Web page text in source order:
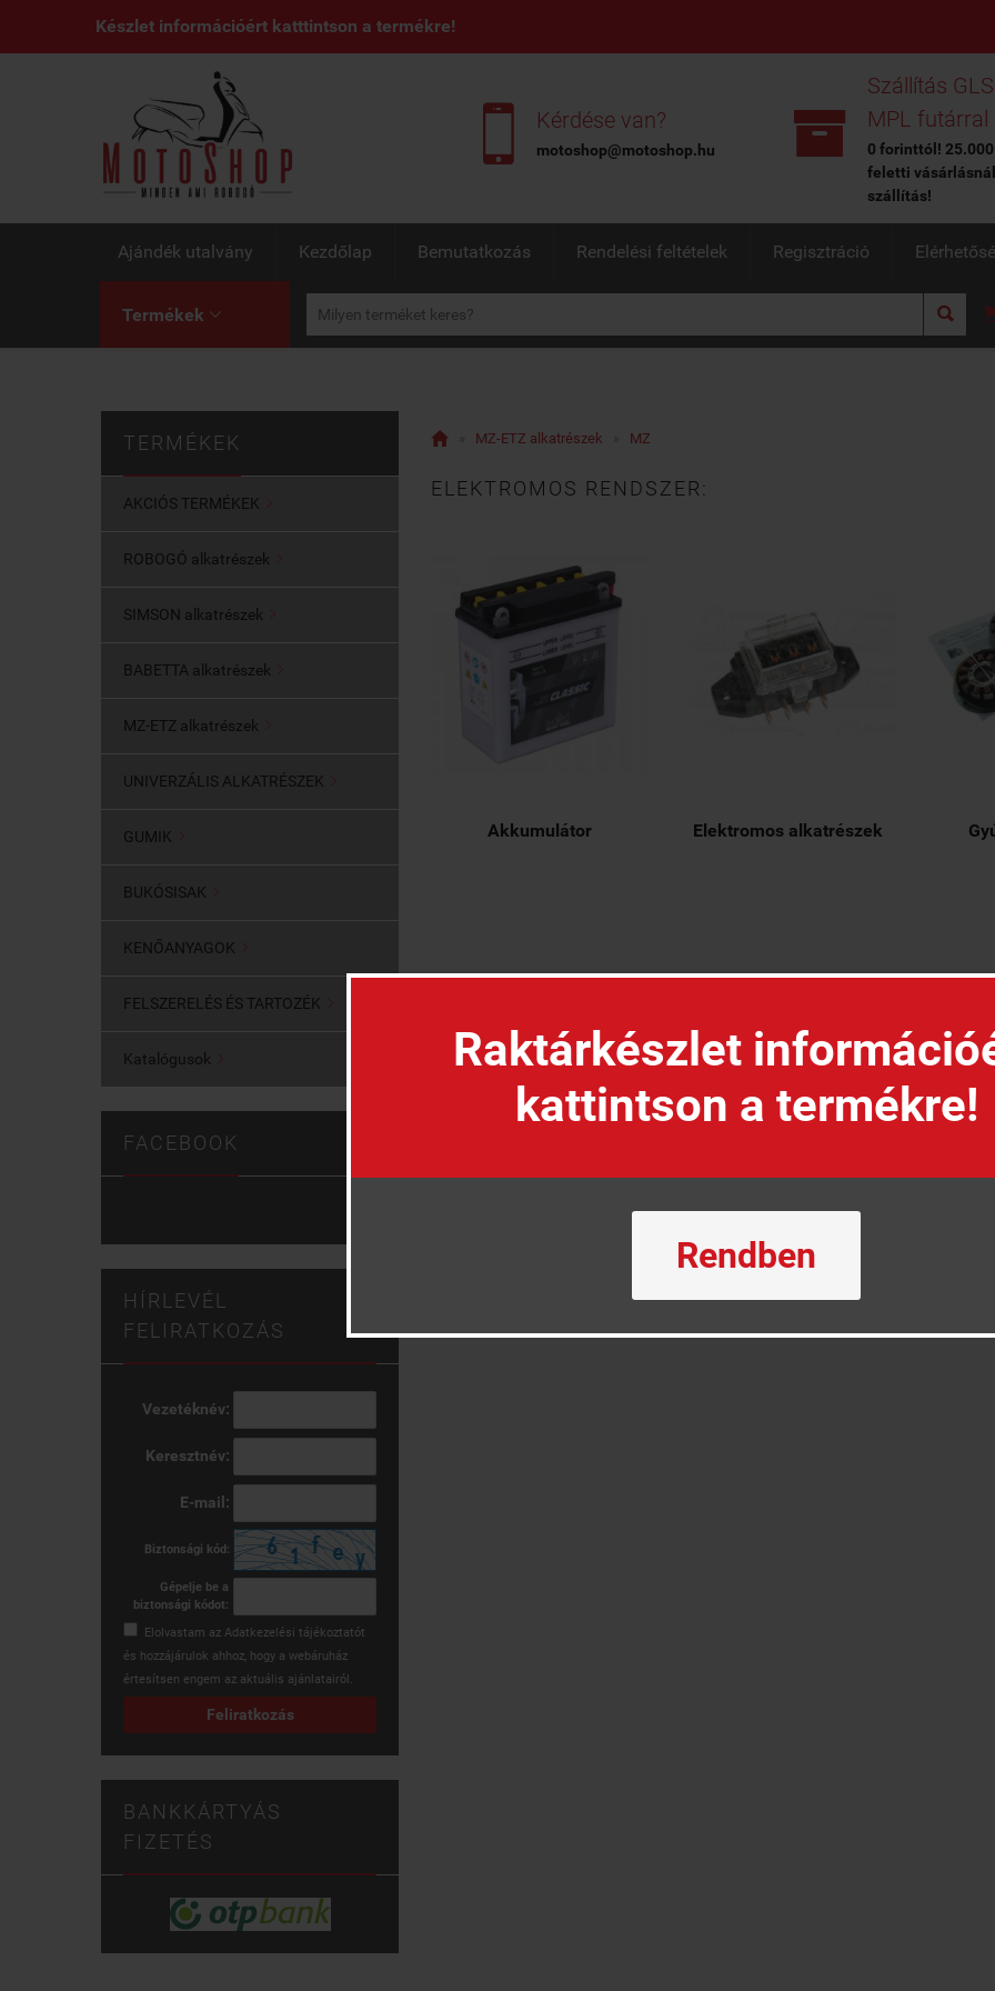
Raktárkészlet
kattintson a termékre!
Rendben
Készlet információért katttintson a termékre!
 Kérdése van?
motoshop@motoshop.hu 
Szállítás
MPL futárral
0 forinttól!
feletti
szállítás!
Ajándék utalvány Kezdőlap Bemutatkozás Rendelési feltételek Regisztráció
Termékek  
TERMÉKEK
AKCIÓS TERMÉKEK
ROBOGÓ alkatrészek
SIMSON alkatrészek
BABETTA alkatrészek
MZ-ETZ alkatrészek
UNIVERZÁLIS ALKATRÉSZEK
GUMIK
BUKÓSISAK
KENŐANYAGOK
FELSZERELÉS ÉS TARTOZÉK
Katalógusok
FACEBOOK
HÍRLEVÉL
FELIRATKOZÁS
Vezetéknév:
Keresztnév:
E-mail:
Biztonsági kód:
Gépelje be a
biztonsági kódot:
Elolvastam az Adatkezelési tájékoztatót
és hozzájárulok ahhoz, hogy a webáruház
értesítsen engem az aktuális ajánlatairól.
Feliratkozás
BANKKÁRTYÁS
FIZETÉS
 MZ-ETZ alkatrészek MZ
ELEKTROMOS RENDSZER:
Akkumulátor Elektromos alkatrészek